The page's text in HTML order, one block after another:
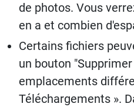
de photos. Vous
en a et combien
Certains fichiers
un bouton
emplacements
Téléchargements ».